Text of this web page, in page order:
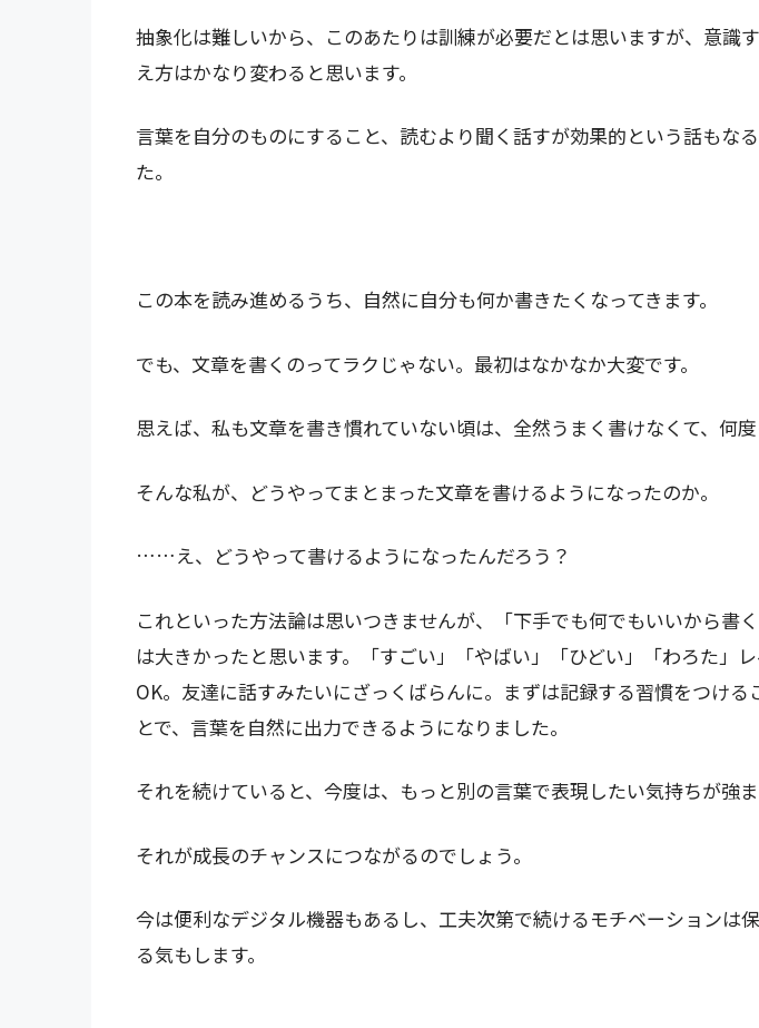
抽象化は難しいから、このあたりは訓練が必要だとは思いますが、意識
え方はかなり変わると思います。
言葉を自分のものにすること、読むより聞く話すが効果的という話もな
た。
この本を読み進めるうち、自然に自分も何か書きたくなってきます。
でも、文章を書くのってラクじゃない。最初はなかなか大変です。
思えば、私も文章を書き慣れていない頃は、全然うまく書けなくて、何度
そんな私が、どうやってまとまった文章を書けるようになったのか。
……え、どうやって書けるようになったんだろう？
これといった方法論は思いつきませんが、「下手でも何でもいいから書
は大きかったと思います。「すごい」「やばい」「ひどい」「わろた」
OK。友達に話すみたいにざっくばらんに。まずは記録する習慣をつける
とで、言葉を自然に出力できるようになりました。
それを続けていると、今度は、もっと別の言葉で表現したい気持ちが強ま
それが成長のチャンスにつながるのでしょう。
今は便利なデジタル機器もあるし、工夫次第で続けるモチベーションは
る気もします。